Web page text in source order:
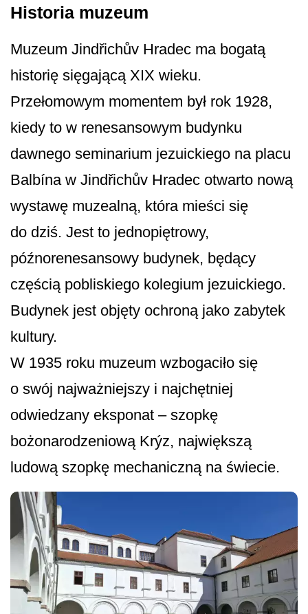
Historia muzeum
Muzeum Jindřichův Hradec ma bogatą
historię sięgającą XIX wieku.
Przełomowym momentem był rok 1928,
kiedy to w renesansowym budynku
dawnego seminarium jezuickiego na placu
Balbína w Jindřichův Hradec otwarto nową
wystawę muzealną, która mieści się
do dziś. Jest to jednopiętrowy,
późnorenesansowy budynek, będący
częścią pobliskiego kolegium jezuickiego.
Budynek jest objęty ochroną jako zabytek
kultury.
W 1935 roku muzeum wzbogaciło się
o swój najważniejszy i najchętniej
odwiedzany eksponat – szopkę
bożonarodzeniową Krýz, największą
ludową szopkę mechaniczną na świecie.